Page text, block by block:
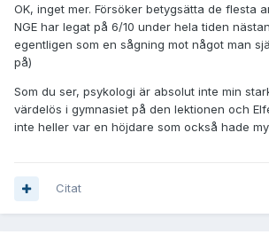
OK, inget mer. Försöker betygsätta de flesta
NGE har legat på 6/10 under hela tiden
egentligen som en sågning mot något man
på)
Som du ser, psykologi är absolut inte min
värdelös i gymnasiet på den lektionen och
inte heller var en höjdare som också hade
Citat